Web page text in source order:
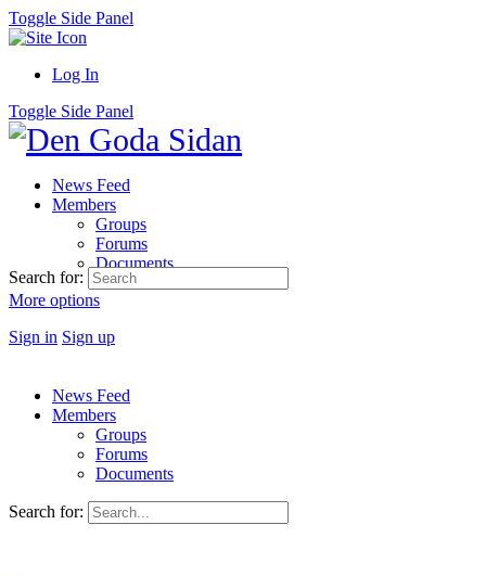
Toggle Side Panel
Log In
Toggle Side Panel
News Feed
Members
Groups
Forums
Documents
More options
Sign in Sign up
Search for:
News Feed
Members
Groups
Forums
Documents
Search for: